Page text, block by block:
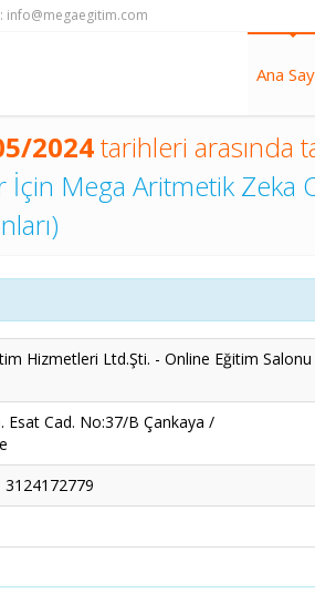
info@megaegitim.com
Ana
2024tarihleri arasında
İçin Mega Aritmetik Zeka
Hizmetleri Ltd.Şti. - Online Eğitim Salonu
Esat Cad. No:37/B Çankaya /